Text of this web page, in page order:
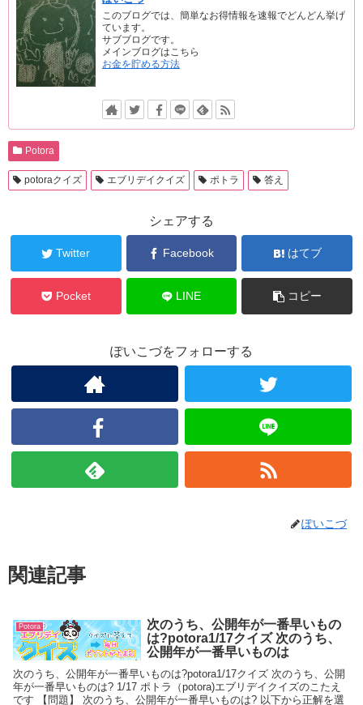
このブログでは、簡単なお得情報を速報でどんどん挙げ
ています。
サブブログです。
メインブログはこちら
お金を貯める方法
Potora
potoraクイズ エブリデイクイズ ポトラ 答え
シェアする
Twitter Facebook はてブ
Pocket LINE コピー
ぽいこづをフォローする
ぽいこづ
関連記事
Potora
次のうち、公開年が一番早いもの
は?potora1/17クイズ 次のうち、
公開年が一番早いものは
次のうち、公開年が一番早いものは?potora1/17クイズ 次のうち、公開
年が一番早いものは? 1/17 ポトラ（potora)エブリデイクイズのこたえ
です 【問題】 次のうち、公開年が一番早いものは? 以下から正解を選